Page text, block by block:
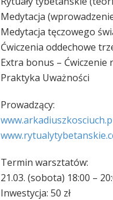
Medytacja
Medytacja tęczowego
Ćwiczenia oddechowe
Extra bonus – Ćwiczenie
Praktyka Uważności
Prowadzący:
Termin warsztatów:
21.03. (sobota) 18:00 –
Inwestycja: 50 zł